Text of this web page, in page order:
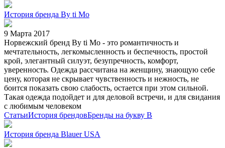
История бренда By ti Mo
9 Марта 2017
Норвежский бренд By ti Mo - это романтичность и
мечтательность, легкомысленность и беспечность, простой
крой, элегантный силуэт, безупречность, комфорт,
уверенность. Одежда рассчитана на женщину, знающую себе
цену, которая не скрывает чувственность и нежность, не
боится показать свою слабость, остается при этом сильной.
Такая одежда подойдет и для деловой встречи, и для свидания
с любимым человеком
СтатьиИстория брендовБренды на букву B
История бренда Blauer USA